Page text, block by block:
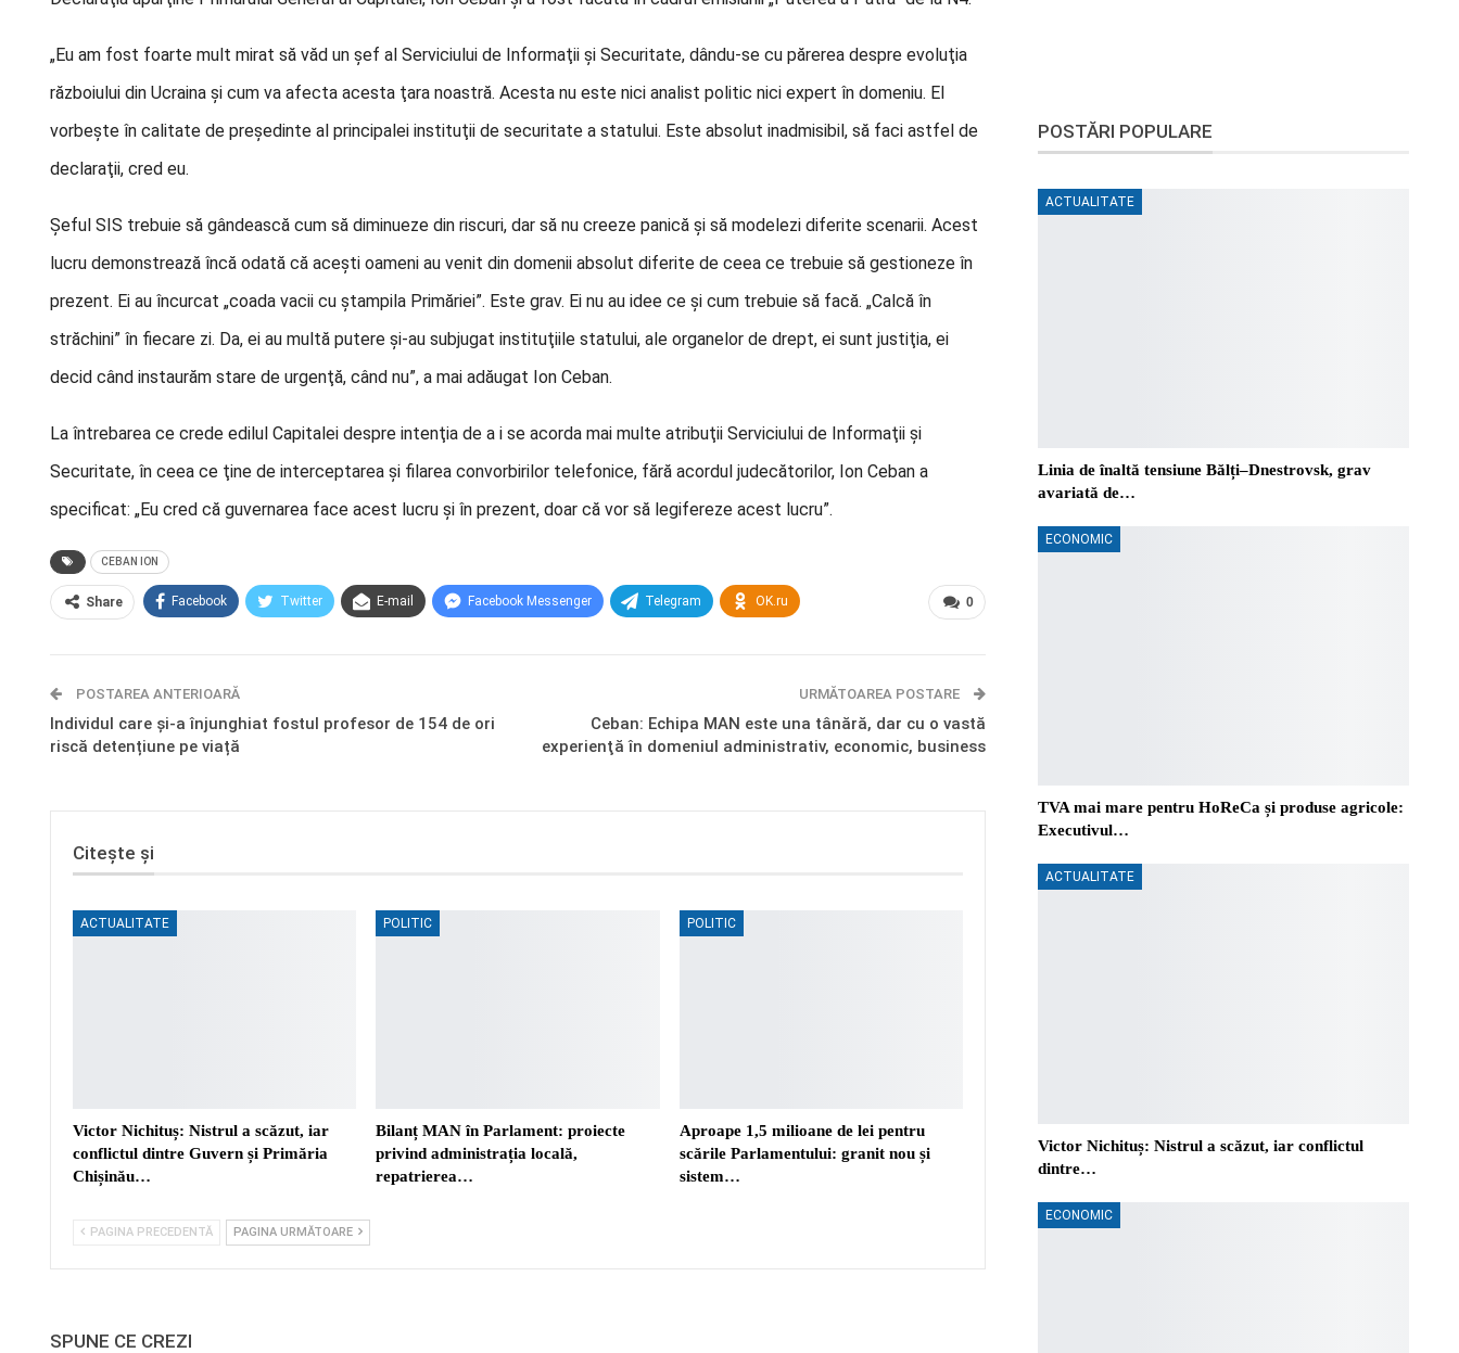
„Eu am fost foarte mult mirat să văd un şef al Serviciului de Informaţii şi Securitate, dându-se cu părerea despre evoluţia
războiului din Ucraina şi cum va afecta acesta ţara noastră. Acesta nu este nici analist politic nici expert în domeniu. El
vorbeşte în calitate de preşedinte al principalei instituţii de securitate a statului. Este absolut inadmisibil, să faci astfel de
declaraţii, cred eu.
Şeful SIS trebuie să gândească cum să diminueze din riscuri, dar să nu creeze panică şi să modelezi diferite scenarii. Acest
lucru demonstrează încă odată că aceşti oameni au venit din domenii absolut diferite de ceea ce trebuie să gestioneze în
prezent. Ei au încurcat „coada vacii cu ştampila Primăriei”. Este grav. Ei nu au idee ce şi cum trebuie să facă. „Calcă în
străchini” în fiecare zi. Da, ei au multă putere şi-au subjugat instituţiile statului, ale organelor de drept, ei sunt justiţia, ei
decid când instaurăm stare de urgenţă, când nu”, a mai adăugat Ion Ceban.
La întrebarea ce crede edilul Capitalei despre intenţia de a i se acorda mai multe atribuţii Serviciului de Informaţii şi
Securitate, în ceea ce ţine de interceptarea şi filarea convorbirilor telefonice, fără acordul judecătorilor, Ion Ceban a
specificat: „Eu cred că guvernarea face acest lucru şi în prezent, doar că vor să legifereze acest lucru”.
CEBAN ION
0
Share Facebook Twitter E-mail Facebook Messenger Telegram OK.ru
POSTAREA ANTERIOARĂ
Individul care și-a înjunghiat fostul profesor de 154 de ori
riscă detențiune pe viață
URMĂTOAREA POSTARE
Ceban: Echipa MAN este una tânără, dar cu o vastă
experienţă în domeniul administrativ, economic, business
Citește și
ACTUALITATE
Victor Nichituș: Nistrul a scăzut, iar
conflictul dintre Guvern și Primăria
Chișinău…
POLITIC
Bilanț MAN în Parlament: proiecte
privind administrația locală,
repatrierea…
POLITIC
Aproape 1,5 milioane de lei pentru
scările Parlamentului: granit nou și
sistem…
PAGINA PRECEDENTĂ PAGINA URMĂTOARE
SPUNE CE CREZI
POSTĂRI POPULARE
ACTUALITATE
Linia de înaltă tensiune Bălți–Dnestrovsk, grav
avariată de…
ECONOMIC
TVA mai mare pentru HoReCa și produse agricole:
Executivul…
ACTUALITATE
Victor Nichituș: Nistrul a scăzut, iar conflictul
dintre…
ECONOMIC